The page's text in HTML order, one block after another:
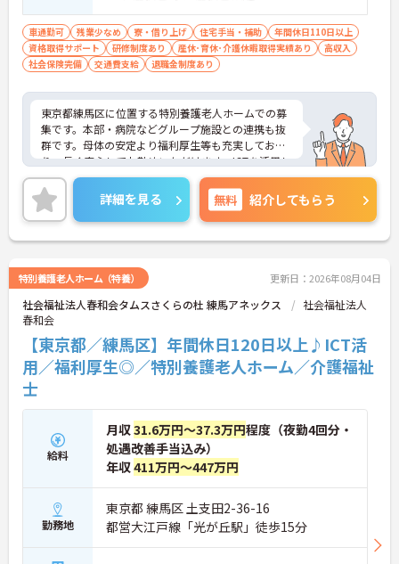
車通勤可 残業少なめ 寮・借り上げ 住宅手当・補助
年間休日110日以上
資格取得サポート
研修制度あり 産休･育休･介護休暇取得実績あり
高収入
社会保険完備
交通費支給 退職金制度あり
東京都練馬区に位置する特別養護老人ホームでの募
集です。本部・病院などグループ施設との連携も抜
群です。母体の安定より福利厚生等も充実してお
り、長く安心してお勤めいただけます。ICTを活用し
た職員の負担軽減や、最先端の調理システムを導入
しており、働きやすい環境が整っています。
ご興味のある方には、面接対策ポイントなど、さら
に詳細をお話しいたしますので、お気軽にご相談く
ださい。
詳細を見る 無料 紹介してもらう
特別養護老人ホーム（特養） 更新日：2026年08月04日
社会福祉法人春和会タムスさくらの杜 練馬アネックス
社会福祉法人
春和会
【東京都／練馬区】年間休日120日以上♪ICT活
用／福利厚生◎／特別養護老人ホーム／介護福祉
士
給料
月収31.6万円～37.3万円程度（夜勤4回分・
処遇改善手当込み）
年収411万円～447万円
勤務地
東京都 練馬区 土支田2-36-16
都営大江戸線「光が丘駅」徒歩15分